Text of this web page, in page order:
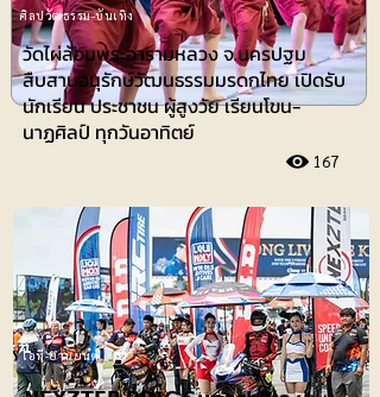
วัดไผ่ล้อมพระอารามหลวง จ.นครปฐม
สืบสานอนุรักษ์วัฒนธรรมมรดกไทย เปิดรับ
นักเรียน ประชาชน ผู้สูงวัย เรียนโขน-
นาฏศิลป์ ทุกวันอาทิตย์
167
ศิลปวัฒธรรม-บันเทิง
ไอที-ยานยนต์